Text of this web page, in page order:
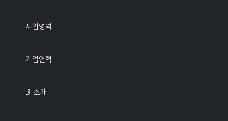
사업영역
기업연혁
BI 소개